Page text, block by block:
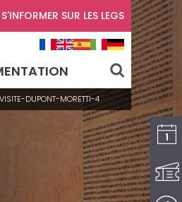
SUR LES LEGS
search
DUPONT-MORETTI-4